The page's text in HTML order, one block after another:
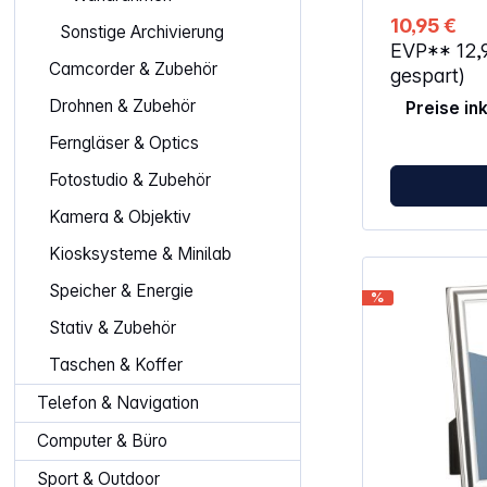
Sonstige Archivierung
Camcorder & Zubehör
Drohnen & Zubehör
Ferngläser & Optics
Fotostudio & Zubehör
Kamera & Objektiv
Kiosksysteme & Minilab
Speicher & Energie
Stativ & Zubehör
Taschen & Koffer
Telefon & Navigation
Computer & Büro
Sport & Outdoor
10,95 €
EVP**
gespart)
Preise
%